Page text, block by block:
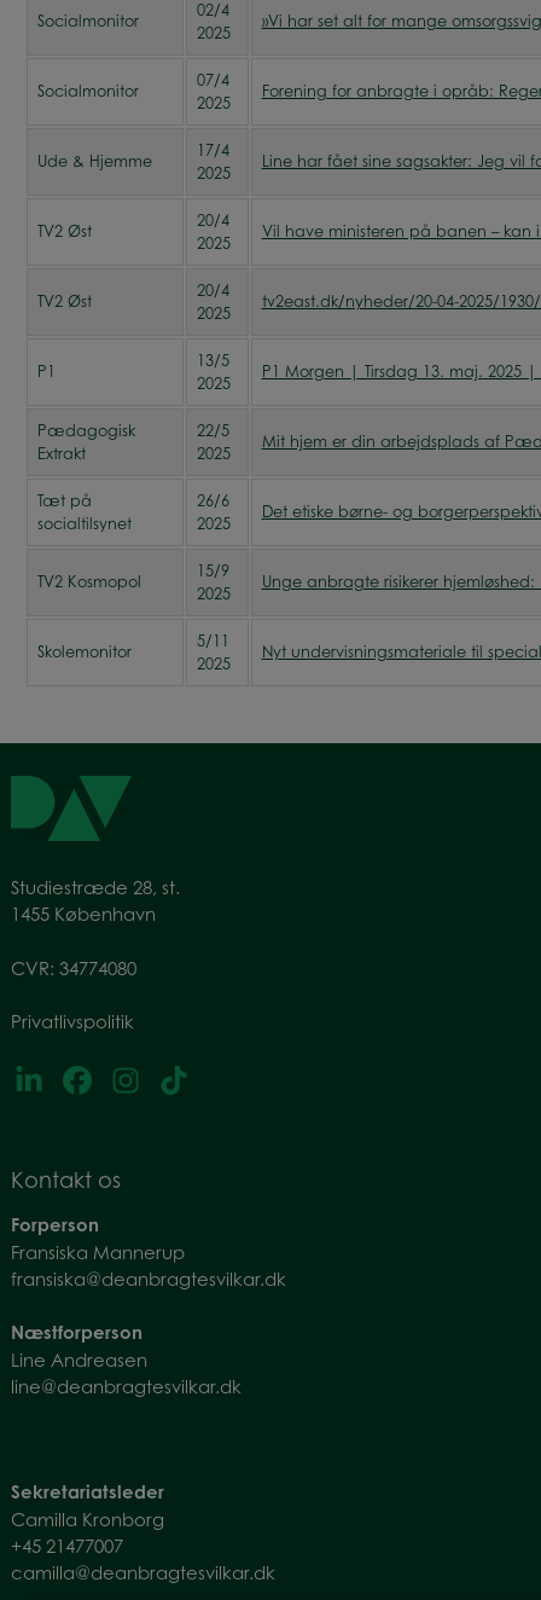
Socialmonitor
02/4
2025
»Vi har set alt for mange
Socialmonitor
07/4
2025
Forening for anbragte i opråb:
Ude & Hjemme
17/4
2025
Line har fået sine sagsakter: Jeg vil
TV2 Øst
20/4
2025
Vil have ministeren på banen – kan
TV2 Øst
20/4
2025
tv2east.dk/nyheder/20-04-2025/1930/
P1
13/5
2025
P1 Morgen | Tirsdag 13. maj. 2025 |
Pædagogisk
Extrakt
22/5
2025
Mit hjem er din arbejdsplads af
Tæt på
socialtilsynet
26/6
2025
Det etiske børne- og
TV2 Kosmopol
15/9
2025
Unge anbragte risikerer
Skolemonitor
5/11
2025
Nyt undervisningsmateriale til
Studiestræde 28, st.
1455 København
CVR: 34774080
Privatlivspolitik
Kontakt os
Forperson
Fransiska Mannerup
fransiska@deanbragtesvilkar.dk
Næstforperson
Line Andreasen
line@deanbragtesvilkar.dk
Sekretariatsleder
Camilla Kronborg
+45 21477007
camilla@deanbragtesvilkar.dk